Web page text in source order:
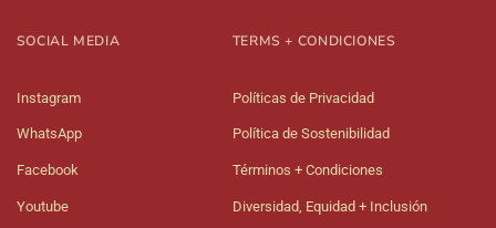
SOCIAL MEDIA
Instagram
WhatsApp
Facebook
Youtube
TERMS + CONDICIONES
Políticas de Privacidad
Política de Sostenibilidad
Términos + Condiciones
Diversidad, Equidad + Inclusión